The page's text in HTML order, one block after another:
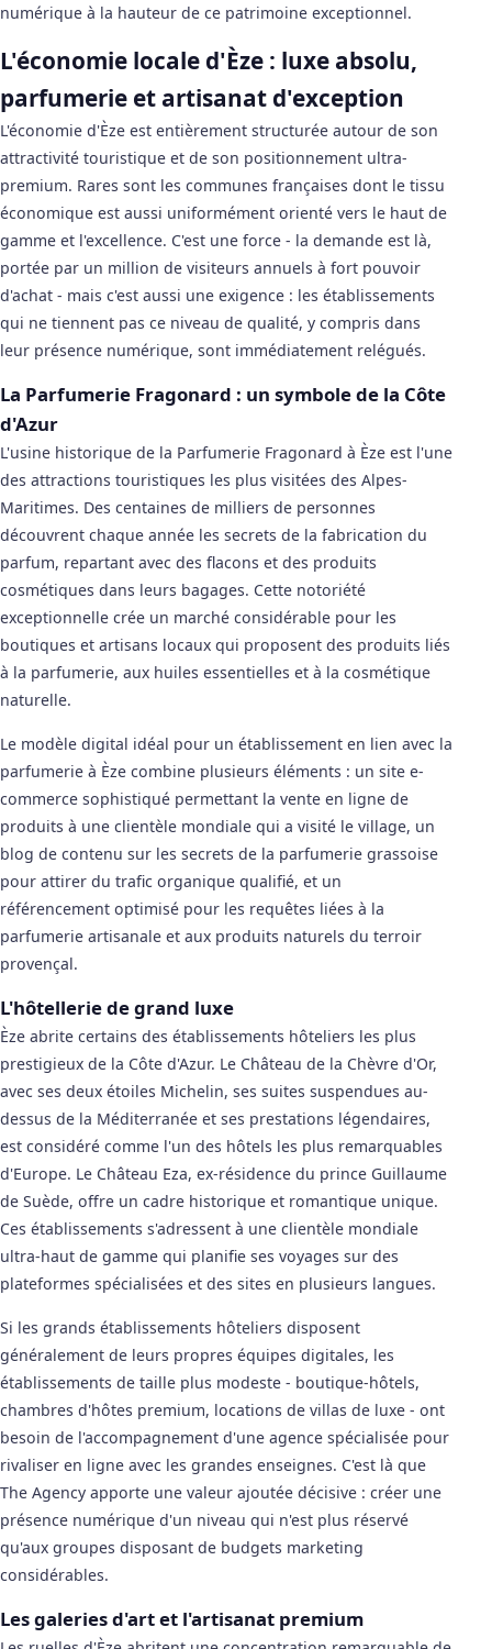
numérique à la hauteur de ce patrimoine exceptionnel.
L'économie locale d'Èze : luxe absolu,
parfumerie et artisanat d'exception
L'économie d'Èze est entièrement structurée autour de son
attractivité touristique et de son positionnement ultra-
premium. Rares sont les communes françaises dont le tissu
économique est aussi uniformément orienté vers le haut de
gamme et l'excellence. C'est une force - la demande est là,
portée par un million de visiteurs annuels à fort pouvoir
d'achat - mais c'est aussi une exigence : les établissements
qui ne tiennent pas ce niveau de qualité, y compris dans
leur présence numérique, sont immédiatement relégués.
La Parfumerie Fragonard : un symbole de la Côte
d'Azur
L'usine historique de la Parfumerie Fragonard à Èze est l'une
des attractions touristiques les plus visitées des Alpes-
Maritimes. Des centaines de milliers de personnes
découvrent chaque année les secrets de la fabrication du
parfum, repartant avec des flacons et des produits
cosmétiques dans leurs bagages. Cette notoriété
exceptionnelle crée un marché considérable pour les
boutiques et artisans locaux qui proposent des produits liés
à la parfumerie, aux huiles essentielles et à la cosmétique
naturelle.
Le modèle digital idéal pour un établissement en lien avec la
parfumerie à Èze combine plusieurs éléments : un site e-
commerce sophistiqué permettant la vente en ligne de
produits à une clientèle mondiale qui a visité le village, un
blog de contenu sur les secrets de la parfumerie grassoise
pour attirer du trafic organique qualifié, et un
référencement optimisé pour les requêtes liées à la
parfumerie artisanale et aux produits naturels du terroir
provençal.
L'hôtellerie de grand luxe
Èze abrite certains des établissements hôteliers les plus
prestigieux de la Côte d'Azur. Le Château de la Chèvre d'Or,
avec ses deux étoiles Michelin, ses suites suspendues au-
dessus de la Méditerranée et ses prestations légendaires,
est considéré comme l'un des hôtels les plus remarquables
d'Europe. Le Château Eza, ex-résidence du prince Guillaume
de Suède, offre un cadre historique et romantique unique.
Ces établissements s'adressent à une clientèle mondiale
ultra-haut de gamme qui planifie ses voyages sur des
plateformes spécialisées et des sites en plusieurs langues.
Si les grands établissements hôteliers disposent
généralement de leurs propres équipes digitales, les
établissements de taille plus modeste - boutique-hôtels,
chambres d'hôtes premium, locations de villas de luxe - ont
besoin de l'accompagnement d'une agence spécialisée pour
rivaliser en ligne avec les grandes enseignes. C'est là que
The Agency apporte une valeur ajoutée décisive : créer une
présence numérique d'un niveau qui n'est plus réservé
qu'aux groupes disposant de budgets marketing
considérables.
Les galeries d'art et l'artisanat premium